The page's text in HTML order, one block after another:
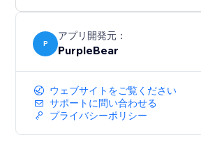
P
アプリ開発元：
PurpleBear
ウェブサイトをご覧ください
サポートに問い合わせる
プライバシーポリシー